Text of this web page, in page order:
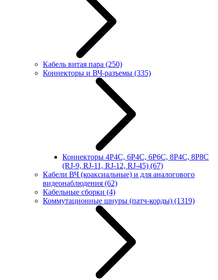
Кабель витая пара (250)
Коннекторы и ВЧ-разъемы (335)
Коннекторы 4P4C, 6P4C, 6P6C, 8P4C, 8P8C
(RJ-9, RJ-11, RJ-12, RJ-45) (67)
Кабели ВЧ (коаксиальные) и для аналогового
видеонаблюдения (62)
Кабельные сборки (4)
Коммутационные шнуры (патч-корды) (1319)